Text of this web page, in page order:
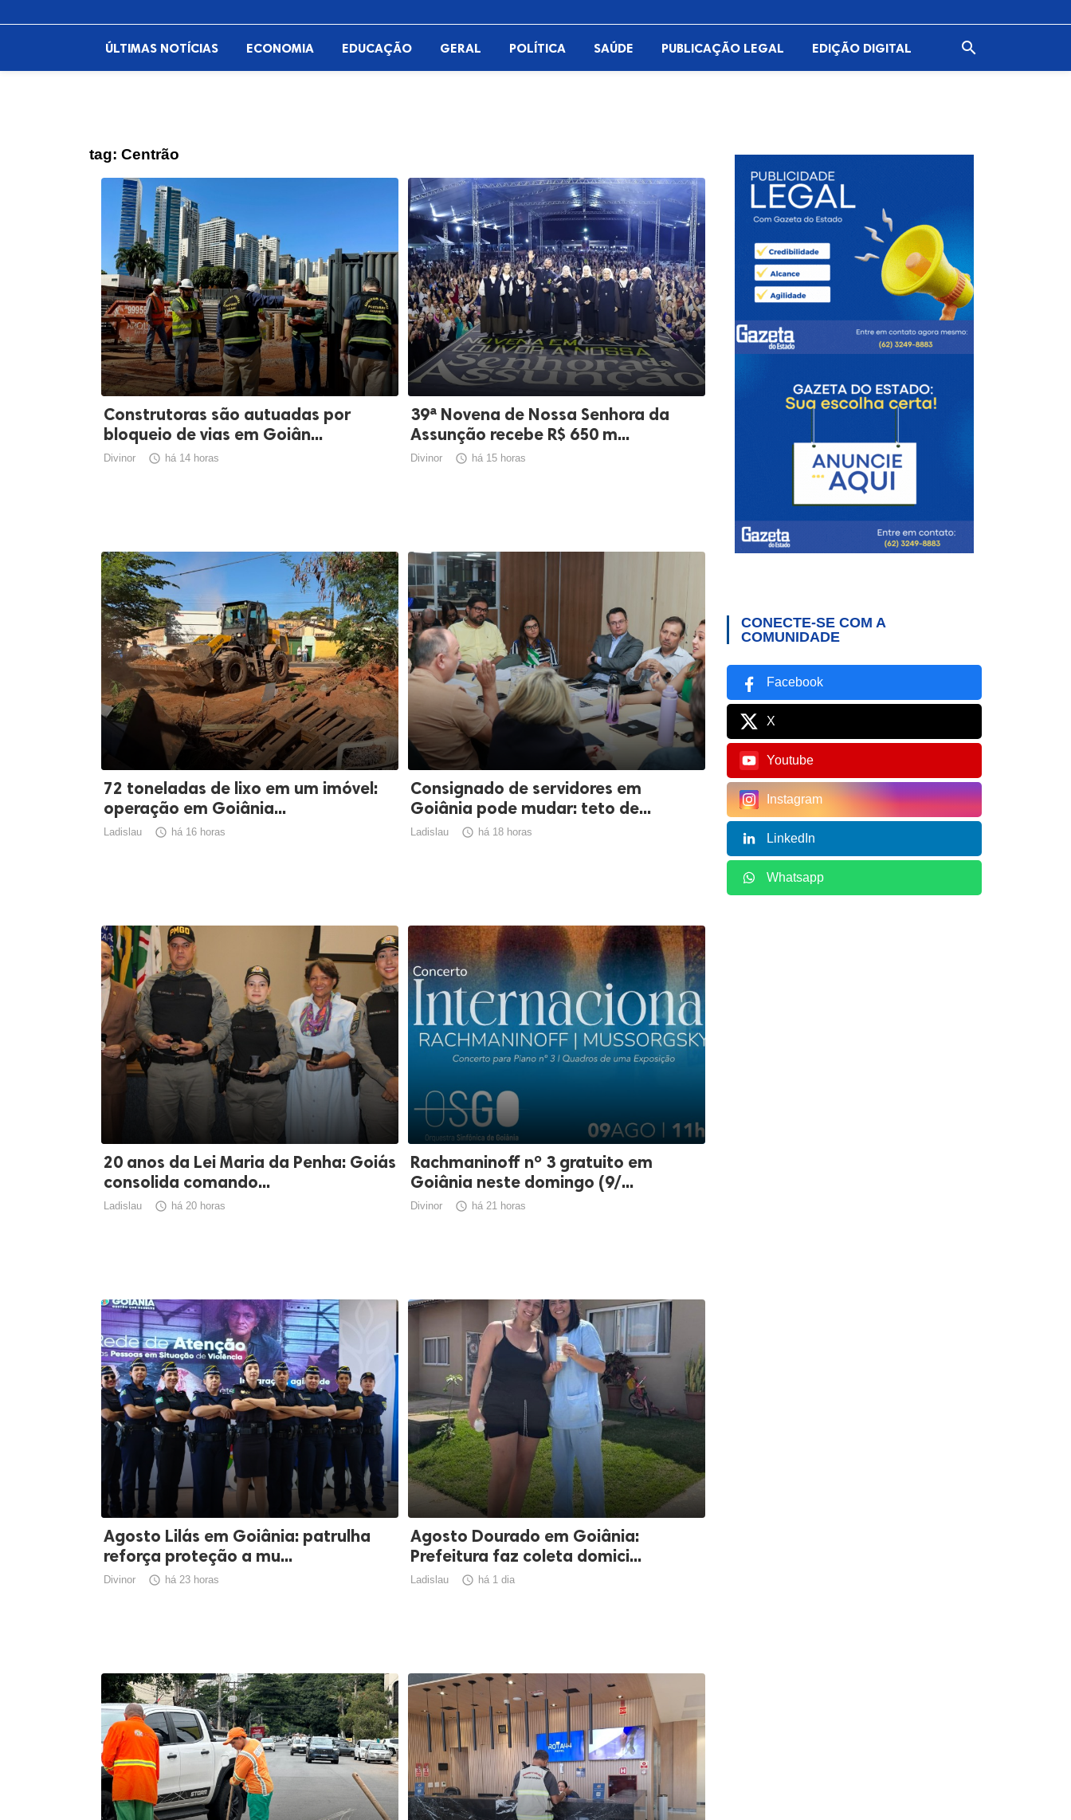
ÚLTIMAS NOTÍCIAS ECONOMIA EDUCAÇÃO GERAL POLÍTICA SAÚDE PUBLICAÇÃO LEGAL EDIÇÃO DIGITAL 
tag: Centrão
Construtoras são autuadas por
bloqueio de vias em Goiân...
Divinor  há 14 horas
39ª Novena de Nossa Senhora da
Assunção recebe R$ 650 m...
Divinor  há 15 horas
72 toneladas de lixo em um imóvel:
operação em Goiânia...
Ladislau  há 16 horas
Consignado de servidores em
Goiânia pode mudar: teto de...
Ladislau  há 18 horas
20 anos da Lei Maria da Penha: Goiás
consolida comando...
Ladislau  há 20 horas
Rachmaninoff nº 3 gratuito em
Goiânia neste domingo (9/...
Divinor  há 21 horas
Agosto Lilás em Goiânia: patrulha
reforça proteção a mu...
Divinor  há 23 horas
Agosto Dourado em Goiânia:
Prefeitura faz coleta domici...
Ladislau  há 1 dia
CONECTE-SE COM A
COMUNIDADE
Facebook
X
Youtube
Instagram
LinkedIn
Whatsapp